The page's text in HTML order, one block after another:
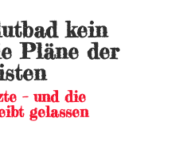
kein
Pläne der
– und die
gelassen